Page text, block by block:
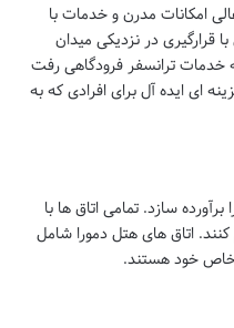
امکانات مدرن و خدمات با
در نزدیکی میدان
خدمات ترانسفر فرودگاهی رفت
ای ایده آل برای افرادی که به
سازد. تمامی اتاق ها با
کنند. اتاق های هتل دمورا شامل
خاص خود هستند.